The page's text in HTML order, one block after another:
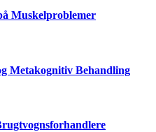
Muskelproblemer
Metakognitiv Behandling